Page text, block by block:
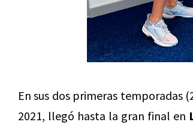
En sus dos primeras temporadas
2021, llegó hasta la gran final en